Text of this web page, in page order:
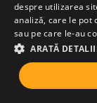
Pomorie
Portlaoise
despre utilizarea
analiză, care le pot
sau pe care le-au
ARATĂ